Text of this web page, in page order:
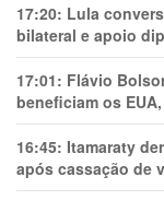
17:20: Lula
bilateral e apoio
17:01: Flávio
beneficiam os
16:45: Itamaraty
após cassação de